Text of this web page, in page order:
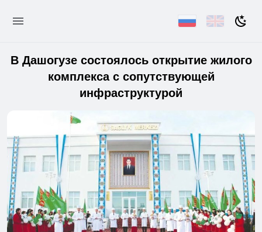
В Дашогузе состоялось открытие жилого
комплекса с сопутствующей
инфраструктурой